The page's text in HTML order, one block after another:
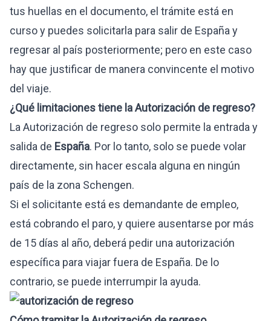
tus huellas en el documento, el trámite está en
curso y puedes solicitarla para salir de España y
regresar al país posteriormente; pero en este caso
hay que justificar de manera convincente el motivo
del viaje.
¿Qué limitaciones tiene la Autorización de regreso?
La Autorización de regreso solo permite la entrada y
salida de España. Por lo tanto, solo se puede volar
directamente, sin hacer escala alguna en ningún
país de la zona Schengen.
Si el solicitante está es demandante de empleo,
está cobrando el paro, y quiere ausentarse por más
de 15 días al año, deberá pedir una autorización
específica para viajar fuera de España. De lo
contrario, se puede interrumpir la ayuda.